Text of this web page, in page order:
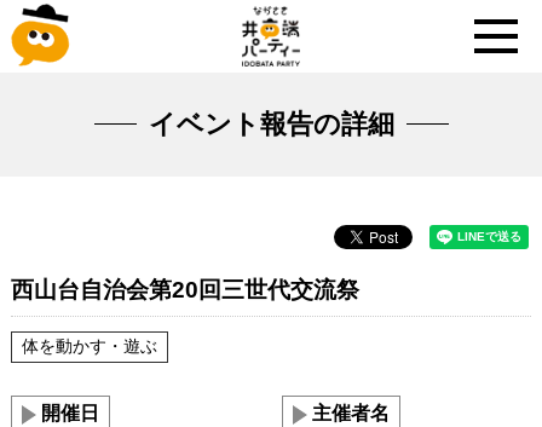
イベント報告の詳細
西山台自治会第20回三世代交流祭
体を動かす・遊ぶ
開催日
主催者名